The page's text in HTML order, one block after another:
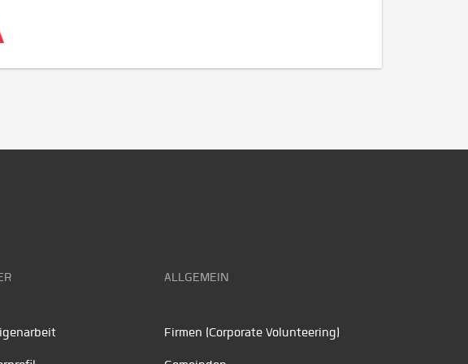
ALLGEMEIN
Firmen (Corporate Volunteering)